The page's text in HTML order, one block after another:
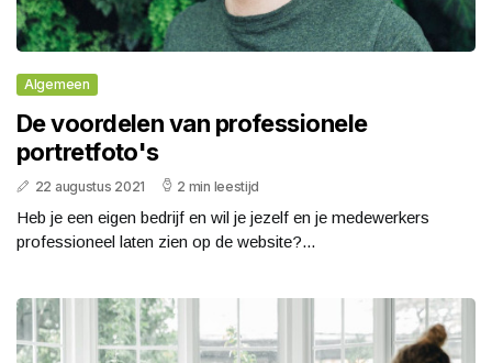
Algemeen
De voordelen van professionele
portretfoto's
22 augustus 2021 2 min leestijd
Heb je een eigen bedrijf en wil je jezelf en je medewerkers
professioneel laten zien op de website?...